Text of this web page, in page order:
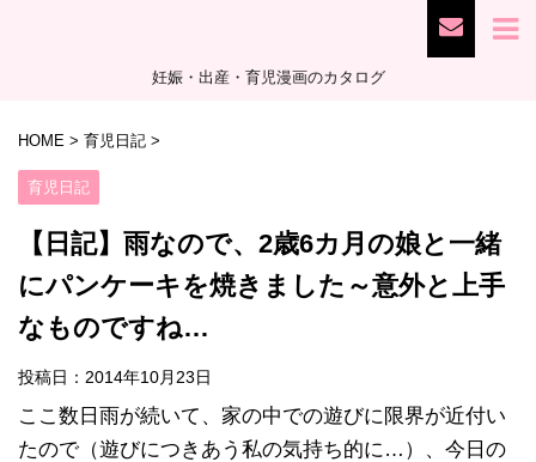
妊娠・出産・育児漫画のカタログ
HOME > 育児日記 >
育児日記
【日記】雨なので、2歳6カ月の娘と一緒
にパンケーキを焼きました～意外と上手
なものですね…
投稿日： 2014年10月23日
ここ数日雨が続いて、家の中での遊びに限界が近付い
たので（遊びにつきあう私の気持ち的に…）、今日の